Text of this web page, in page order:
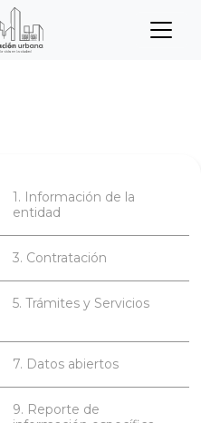
de
1. Información de la
entidad
3. Contratación
5. Trámites y Servicios
7. Datos abiertos
9. Reporte de